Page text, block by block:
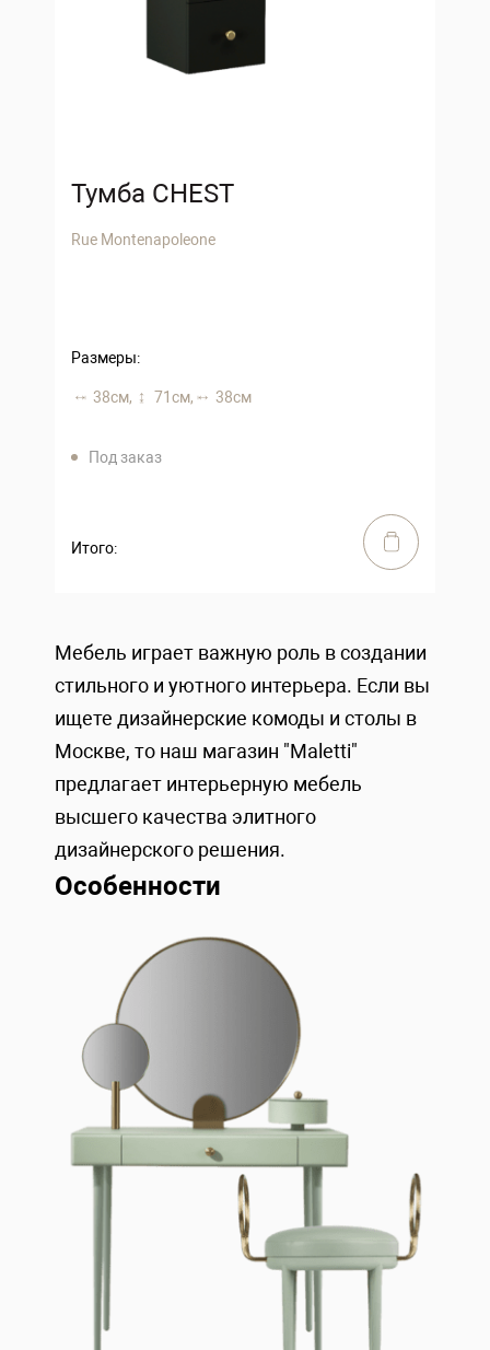
Тумба CHEST
Rue Montenapoleone
Размеры:
38 см, 71 см, 38 см
Под заказ
Итого:
Мебель играет важную роль в создании
стильного и уютного интерьера. Если вы
ищете дизайнерские комоды и столы в
Москве, то наш магазин "Maletti"
предлагает интерьерную мебель
высшего качества элитного
дизайнерского решения.
Особенности